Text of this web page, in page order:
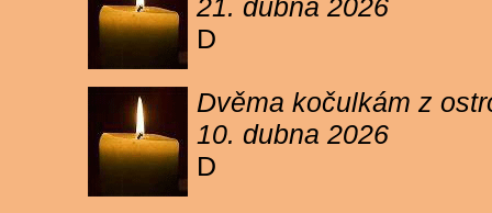
21. dubna 2026
D
Dvěma kočulkám z
10. dubna 2026
D